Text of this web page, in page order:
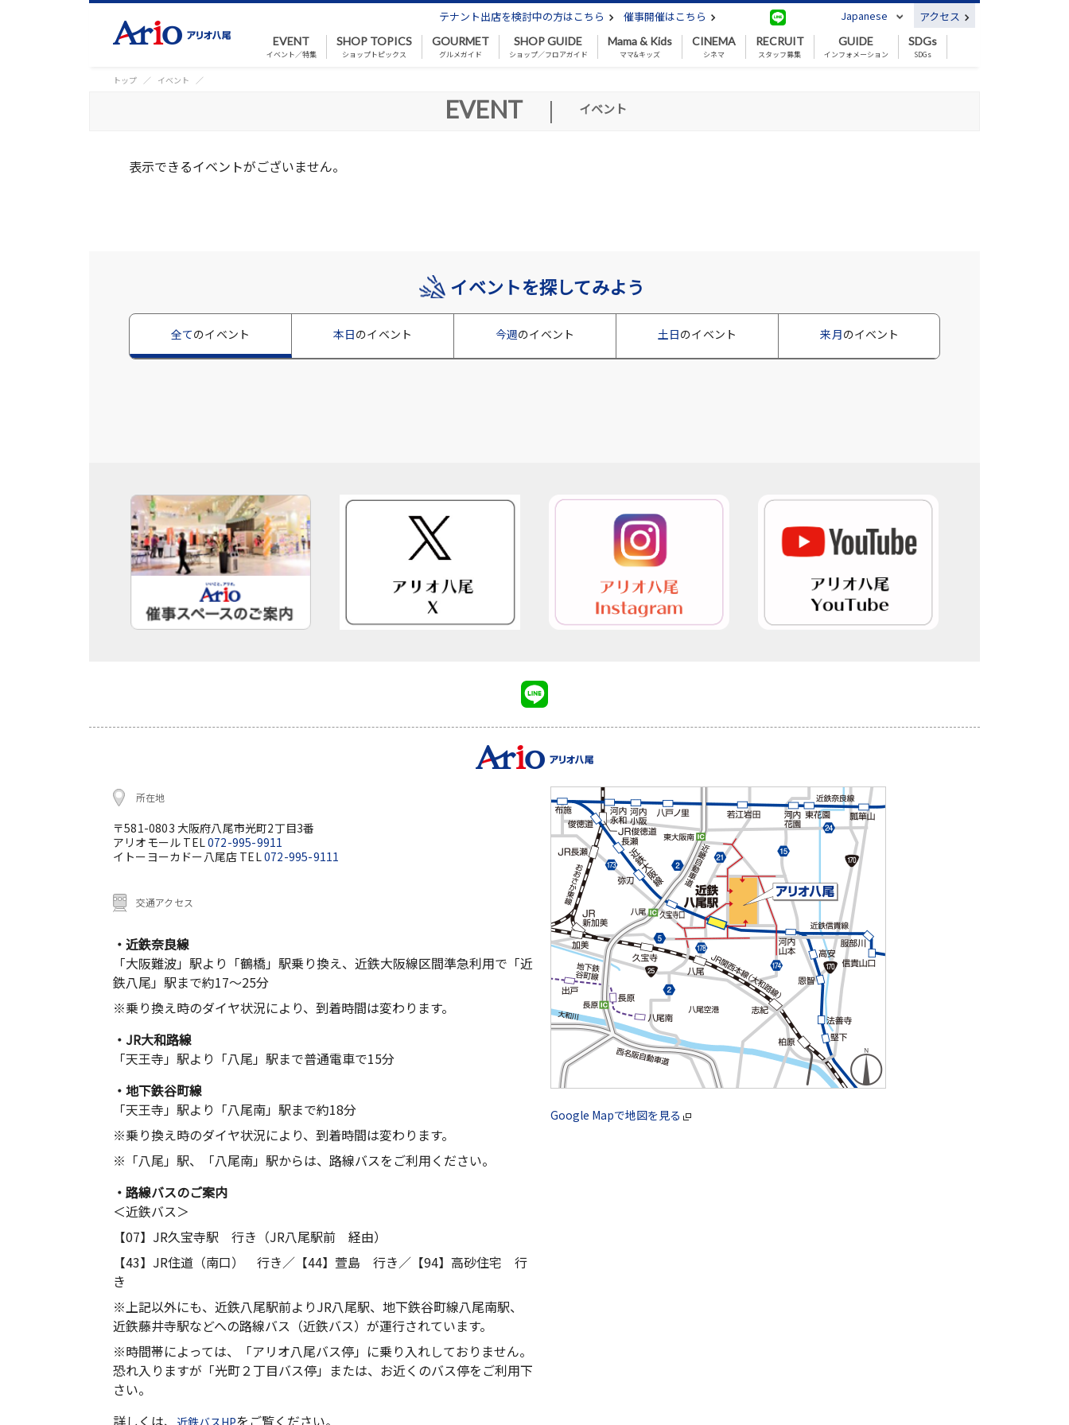
テナント出店を検討中の方はこちら 催事開催はこちら Japanese アクセス
EVENT
イベント／特集
SHOP TOPICS
ショップトピックス
GOURMET
グルメガイド
SHOP GUIDE
ショップ／フロアガイド
Mama & Kids
ママ&キッズ
CINEMA
シネマ
RECRUIT
スタッフ募集
GUIDE
インフォメーション
SDGs
SDGs
トップ イベント
EVENT | イベント
表示できるイベントがございません。
イベントを探してみよう
全てのイベント 本日のイベント 今週のイベント 土日のイベント 来月のイベント
所在地
〒581-0803 大阪府八尾市光町2丁目3番
アリオモール TEL072-995-9911
イトーヨーカドー八尾店 TEL072-995-9111
交通アクセス
・近鉄奈良線
「大阪難波」駅より「鶴橋」駅乗り換え、近鉄大阪線区間準急利用で「近
鉄八尾」駅まで約17～25分
※乗り換え時のダイヤ状況により、到着時間は変わります。
・JR大和路線
「天王寺」駅より「八尾」駅まで普通電車で15分
・地下鉄谷町線
「天王寺」駅より「八尾南」駅まで約18分
※乗り換え時のダイヤ状況により、到着時間は変わります。
※「八尾」駅、「八尾南」駅からは、路線バスをご利用ください。
・路線バスのご案内
＜近鉄バス＞
【07】JR久宝寺駅 行き（JR八尾駅前 経由）
【43】JR住道（南口） 行き／【44】萱島 行き／【94】高砂住宅 行
き
※上記以外にも、近鉄八尾駅前よりJR八尾駅、地下鉄谷町線八尾南駅、
近鉄藤井寺駅などへの路線バス（近鉄バス）が運行されています。
※時間帯によっては、「アリオ八尾バス停」に乗り入れしておりません。
恐れ入りますが「光町２丁目バス停」または、お近くのバス停をご利用下
さい。
詳しくは、 近鉄バスHPをご覧ください。
Google Mapで地図を見る